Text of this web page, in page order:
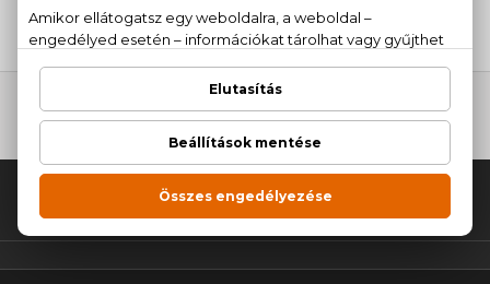
Szett 40+100 ml
6.400 Ft